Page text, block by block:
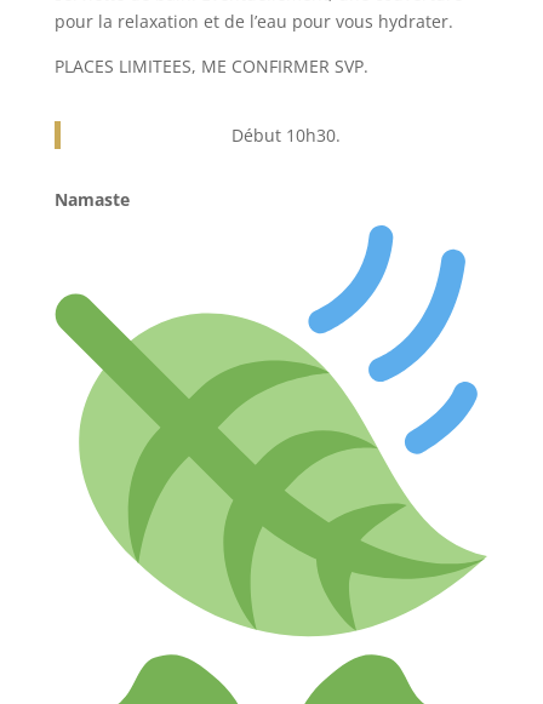
pour la relaxation et de l’eau pour vous hydrater.
PLACES LIMITEES, ME CONFIRMER SVP.
Début 10h30.
Namaste